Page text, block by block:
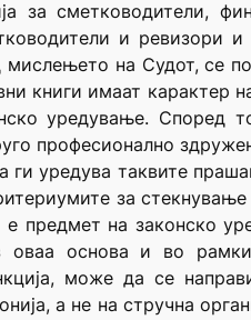
за сметководители,
и ревизори
на Судот, се
книги имаат карактер
уредување. Според
професионално
уредува таквите
за
предмет на законско
основа и во
може да се
а не на стручна